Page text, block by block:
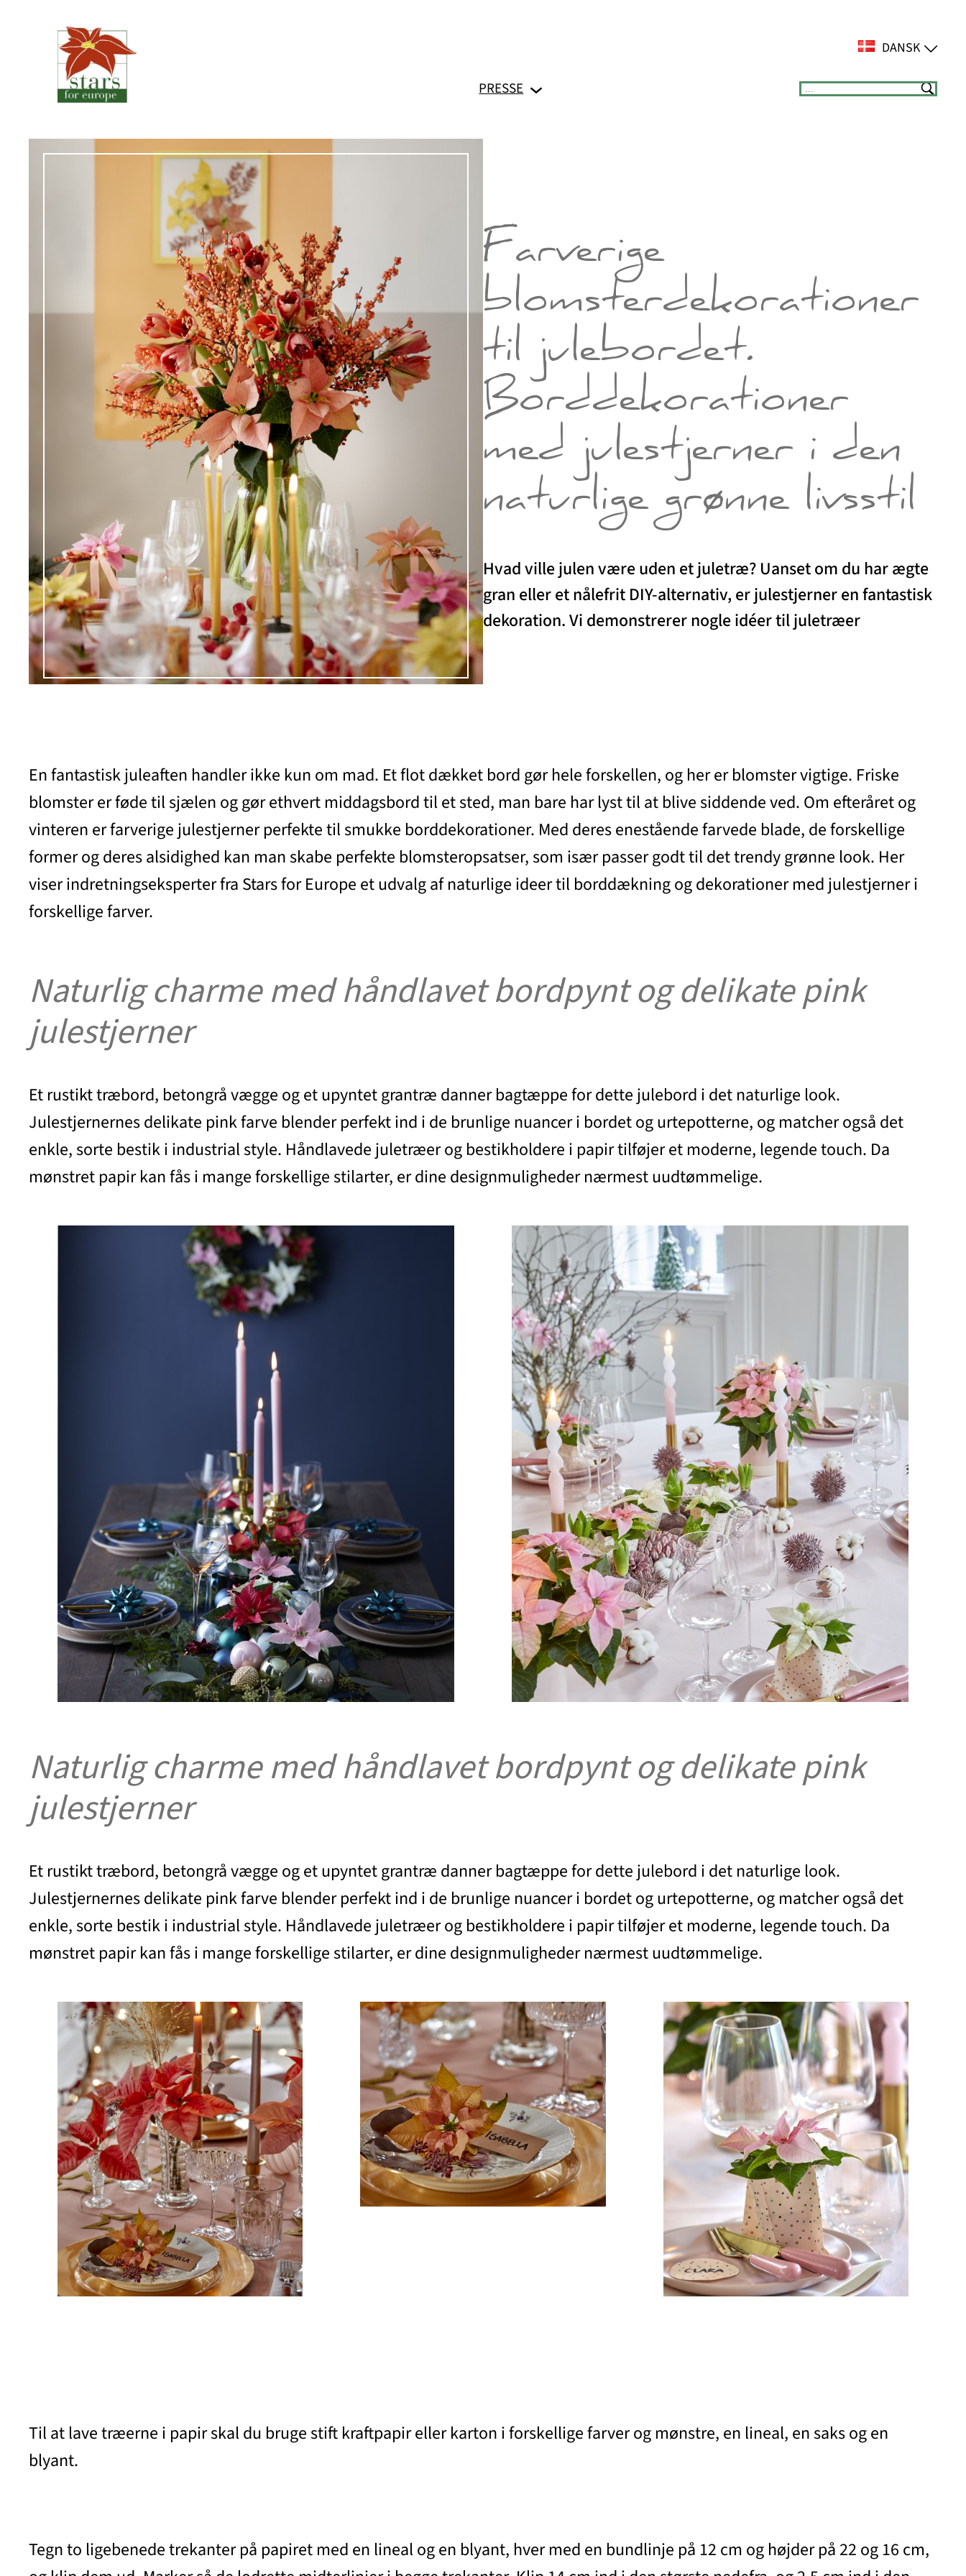
DANSK
PRESSE Suchen
Farverige
blomsterdekorationer
til julebordet.
Borddekorationer
med julestjerner i den
naturlige grønne livsstil
Hvad ville julen være uden et juletræ? Uanset om du har ægte
gran eller et nålefrit DIY-alternativ, er julestjerner en fantastisk
dekoration. Vi demonstrerer nogle idéer til juletræer
En fantastisk juleaften handler ikke kun om mad. Et flot dækket bord gør hele forskellen, og her er blomster vigtige. Friske
blomster er føde til sjælen og gør ethvert middagsbord til et sted, man bare har lyst til at blive siddende ved. Om efteråret og
vinteren er farverige julestjerner perfekte til smukke borddekorationer. Med deres enestående farvede blade, de forskellige
former og deres alsidighed kan man skabe perfekte blomsteropsatser, som især passer godt til det trendy grønne look. Her
viser indretningseksperter fra Stars for Europe et udvalg af naturlige ideer til borddækning og dekorationer med julestjerner i
forskellige farver.
Naturlig charme med håndlavet bordpynt og delikate pink
julestjerner
Et rustikt træbord, betongrå vægge og et upyntet grantræ danner bagtæppe for dette julebord i det naturlige look.
Julestjernernes delikate pink farve blender perfekt ind i de brunlige nuancer i bordet og urtepotterne, og matcher også det
enkle, sorte bestik i industrial style. Håndlavede juletræer og bestikholdere i papir tilføjer et moderne, legende touch. Da
mønstret papir kan fås i mange forskellige stilarter, er dine designmuligheder nærmest uudtømmelige.
Naturlig charme med håndlavet bordpynt og delikate pink
julestjerner
Et rustikt træbord, betongrå vægge og et upyntet grantræ danner bagtæppe for dette julebord i det naturlige look.
Julestjernernes delikate pink farve blender perfekt ind i de brunlige nuancer i bordet og urtepotterne, og matcher også det
enkle, sorte bestik i industrial style. Håndlavede juletræer og bestikholdere i papir tilføjer et moderne, legende touch. Da
mønstret papir kan fås i mange forskellige stilarter, er dine designmuligheder nærmest uudtømmelige.
Til at lave træerne i papir skal du bruge stift kraftpapir eller karton i forskellige farver og mønstre, en lineal, en saks og en
blyant.
Tegn to ligebenede trekanter på papiret med en lineal og en blyant, hver med en bundlinje på 12 cm og højder på 22 og 16 cm,